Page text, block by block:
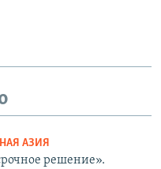
АЗИЯ
решение».